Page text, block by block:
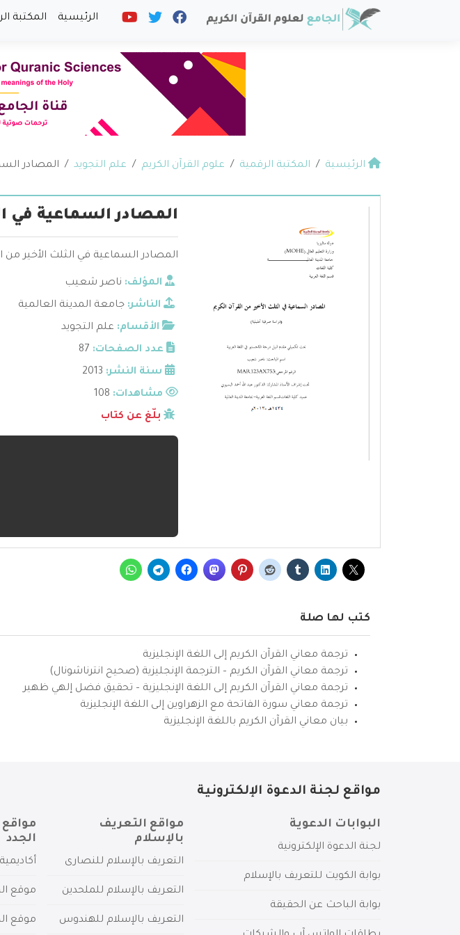
الرئيسية المكتبة
الرئيسية المكتبة الرقمية علوم القرآن الكريم علم التجويد المصادر
المصادر السماعية في
المصادر السماعية في الثلث الأخير
المؤلف: ناصر شعيب
الناشر: جامعة المدينة العالمية
الأقسام: علم التجويد
عدد الصفحات: 87
سنة النشر: 2013
مشاهدات:
بلّغ عن كتاب
كتب لها صلة
ترجمة معاني القرآن الكريم إلى اللغة الإنجليزية
ترجمة معاني القرآن الكريم – الترجمة الإنجليزية (صحيح انترناشونال)
ترجمة معاني القرآن الكريم إلى اللغة الإنجليزية – تحقيق فضل إلهي ظهير
ترجمة معاني سورة الفاتحة مع الزهراوين إلى اللغة الإنجليزية
بيان معاني القرآن الكريم باللغة الإنجليزية
مواقع لجنة الدعوة الإلكترونية
البوابات الدعوية
لجنة الدعوة الإلكترونية
بوابة الكويت للتعريف بالإسلام
بوابة الباحث عن الحقيقة
مواقع التعريف
بالإسلام
التعريف بالإسلام للنصارى
التعريف بالإسلام للملحدين
التعريف بالإسلام للهندوس
الجدد
موقع
موقع